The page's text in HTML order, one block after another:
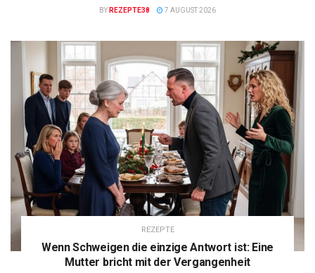
BY REZEPTE38 7 AUGUST 2026
REZEPTE
Wenn Schweigen die einzige Antwort ist: Eine
Mutter bricht mit der Vergangenheit